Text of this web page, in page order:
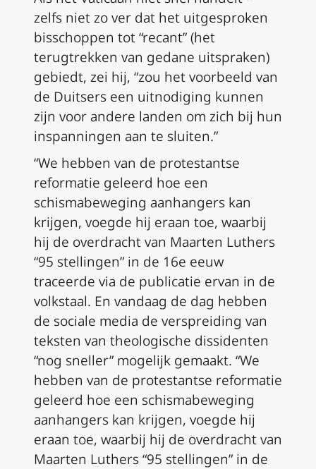
zelfs niet zo ver dat het uitgesproken
bisschoppen tot “recant” (het
terugtrekken van gedane uitspraken)
gebiedt, zei hij, “zou het voorbeeld van
de Duitsers een uitnodiging kunnen
zijn voor andere landen om zich bij hun
inspanningen aan te sluiten.”
“We hebben van de protestantse
reformatie geleerd hoe een
schismabeweging aanhangers kan
krijgen, voegde hij eraan toe, waarbij
hij de overdracht van Maarten Luthers
“95 stellingen” in de 16e eeuw
traceerde via de publicatie ervan in de
volkstaal. En vandaag de dag hebben
de sociale media de verspreiding van
teksten van theologische dissidenten
“nog sneller” mogelijk gemaakt. “We
hebben van de protestantse reformatie
geleerd hoe een schismabeweging
aanhangers kan krijgen, voegde hij
eraan toe, waarbij hij de overdracht van
Maarten Luthers “95 stellingen” in de